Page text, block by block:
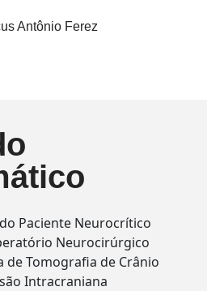
Antônio Ferez
Paciente Neurocrítico
Neurocirúrgico
de Tomografia de Crânio
Intracraniana